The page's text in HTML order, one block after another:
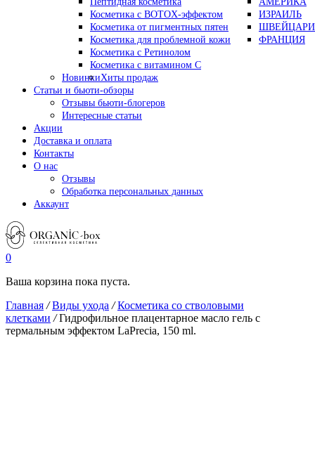
Косметика с BOTOX-эффектом
Косметика от пигментных пятен
Косметика для проблемной кожи
Косметика с Ретинолом
Косметика с витамином С
ИЗРАИЛЬ
ФРАНЦИЯ
НовинкиХиты продаж
Статьи и бьюти-обзоры
Отзывы бьюти-блогеров
Интересные статьи
Акции
Доставка и оплата
Контакты
О нас
Отзывы
Обработка персональных данных
Аккаунт
0
Ваша корзина пока пуста.
Главная /Виды ухода /Косметика со стволовыми
клетками /Гидрофильное плацентарное масло гель с
термальным эффектом LaPrecia, 150 ml.